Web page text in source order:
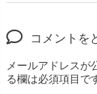
コメントを
メールアドレスが
る欄は必須項目で